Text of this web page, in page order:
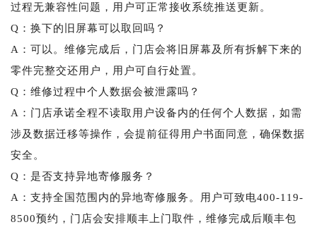
过程无兼容性问题，用户可正常接收系统推送更新。
Q：换下的旧屏幕可以取回吗？
A：可以。维修完成后，门店会将旧屏幕及所有拆解下来的
零件完整交还用户，用户可自行处置。
Q：维修过程中个人数据会被泄露吗？
A：门店承诺全程不读取用户设备内的任何个人数据，如需
涉及数据迁移等操作，会提前征得用户书面同意，确保数据
安全。
Q：是否支持异地寄修服务？
A：支持全国范围内的异地寄修服务。用户可致电400-119-
8500预约，门店会安排顺丰上门取件，维修完成后顺丰包